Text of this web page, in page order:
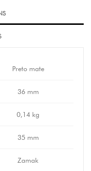
Preto mate
36 mm
0,14 kg
35 mm
Zamak